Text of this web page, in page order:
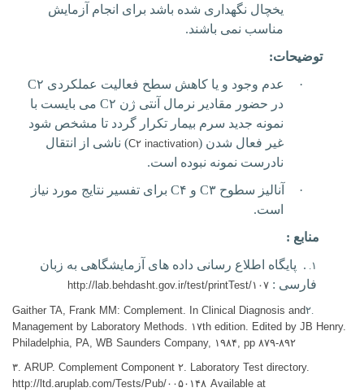
یخچال نگهداری شده باشد برای انجام آزمایش
مناسب نمی باشند.
توضیحات:
·
عدم وجود و یا کاهش سطح فعالیت عملکردی C۲
در حضور مقادیر نرمال آنتی ژن C۲ می بایست با
نمونه جدید سرم بیمار تکرار گردد تا مشخص شود
غیر فعال شدن (C۲ inactivation) ناشی از انتقال
نادرست نمونه نبوده است.
·
آنالیز سطوحC۳ و C۴ برای تفسیر نتایج مورد نیاز
است.
منابع :
۱. . پایگاه اطلاع رسانی داده های آزمایشگاهی به زبان
فارسی :http://lab.behdasht.gov.ir/test/printTest/۱۰۷
۲.Gaither TA, Frank MM: Complement. In Clinical Diagnosis and
Management by Laboratory Methods. ۱۷th edition. Edited by JB Henry.
Philadelphia, PA, WB Saunders Company, ۱۹۸۴, pp ۸۷۹-۸۹۲
۳. ARUP. Complement Component ۲. Laboratory Test directory.
Available at http://ltd.aruplab.com/Tests/Pub/۰۰۵۰۱۴۸